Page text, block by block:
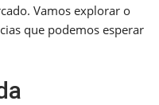
Vamos explorar o
que podemos esperar